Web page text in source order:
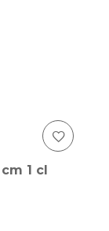
1 cl